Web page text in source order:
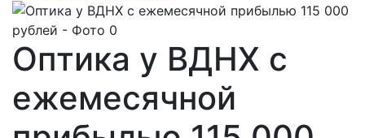
Оптика у ВДНХ с
ежемесячной